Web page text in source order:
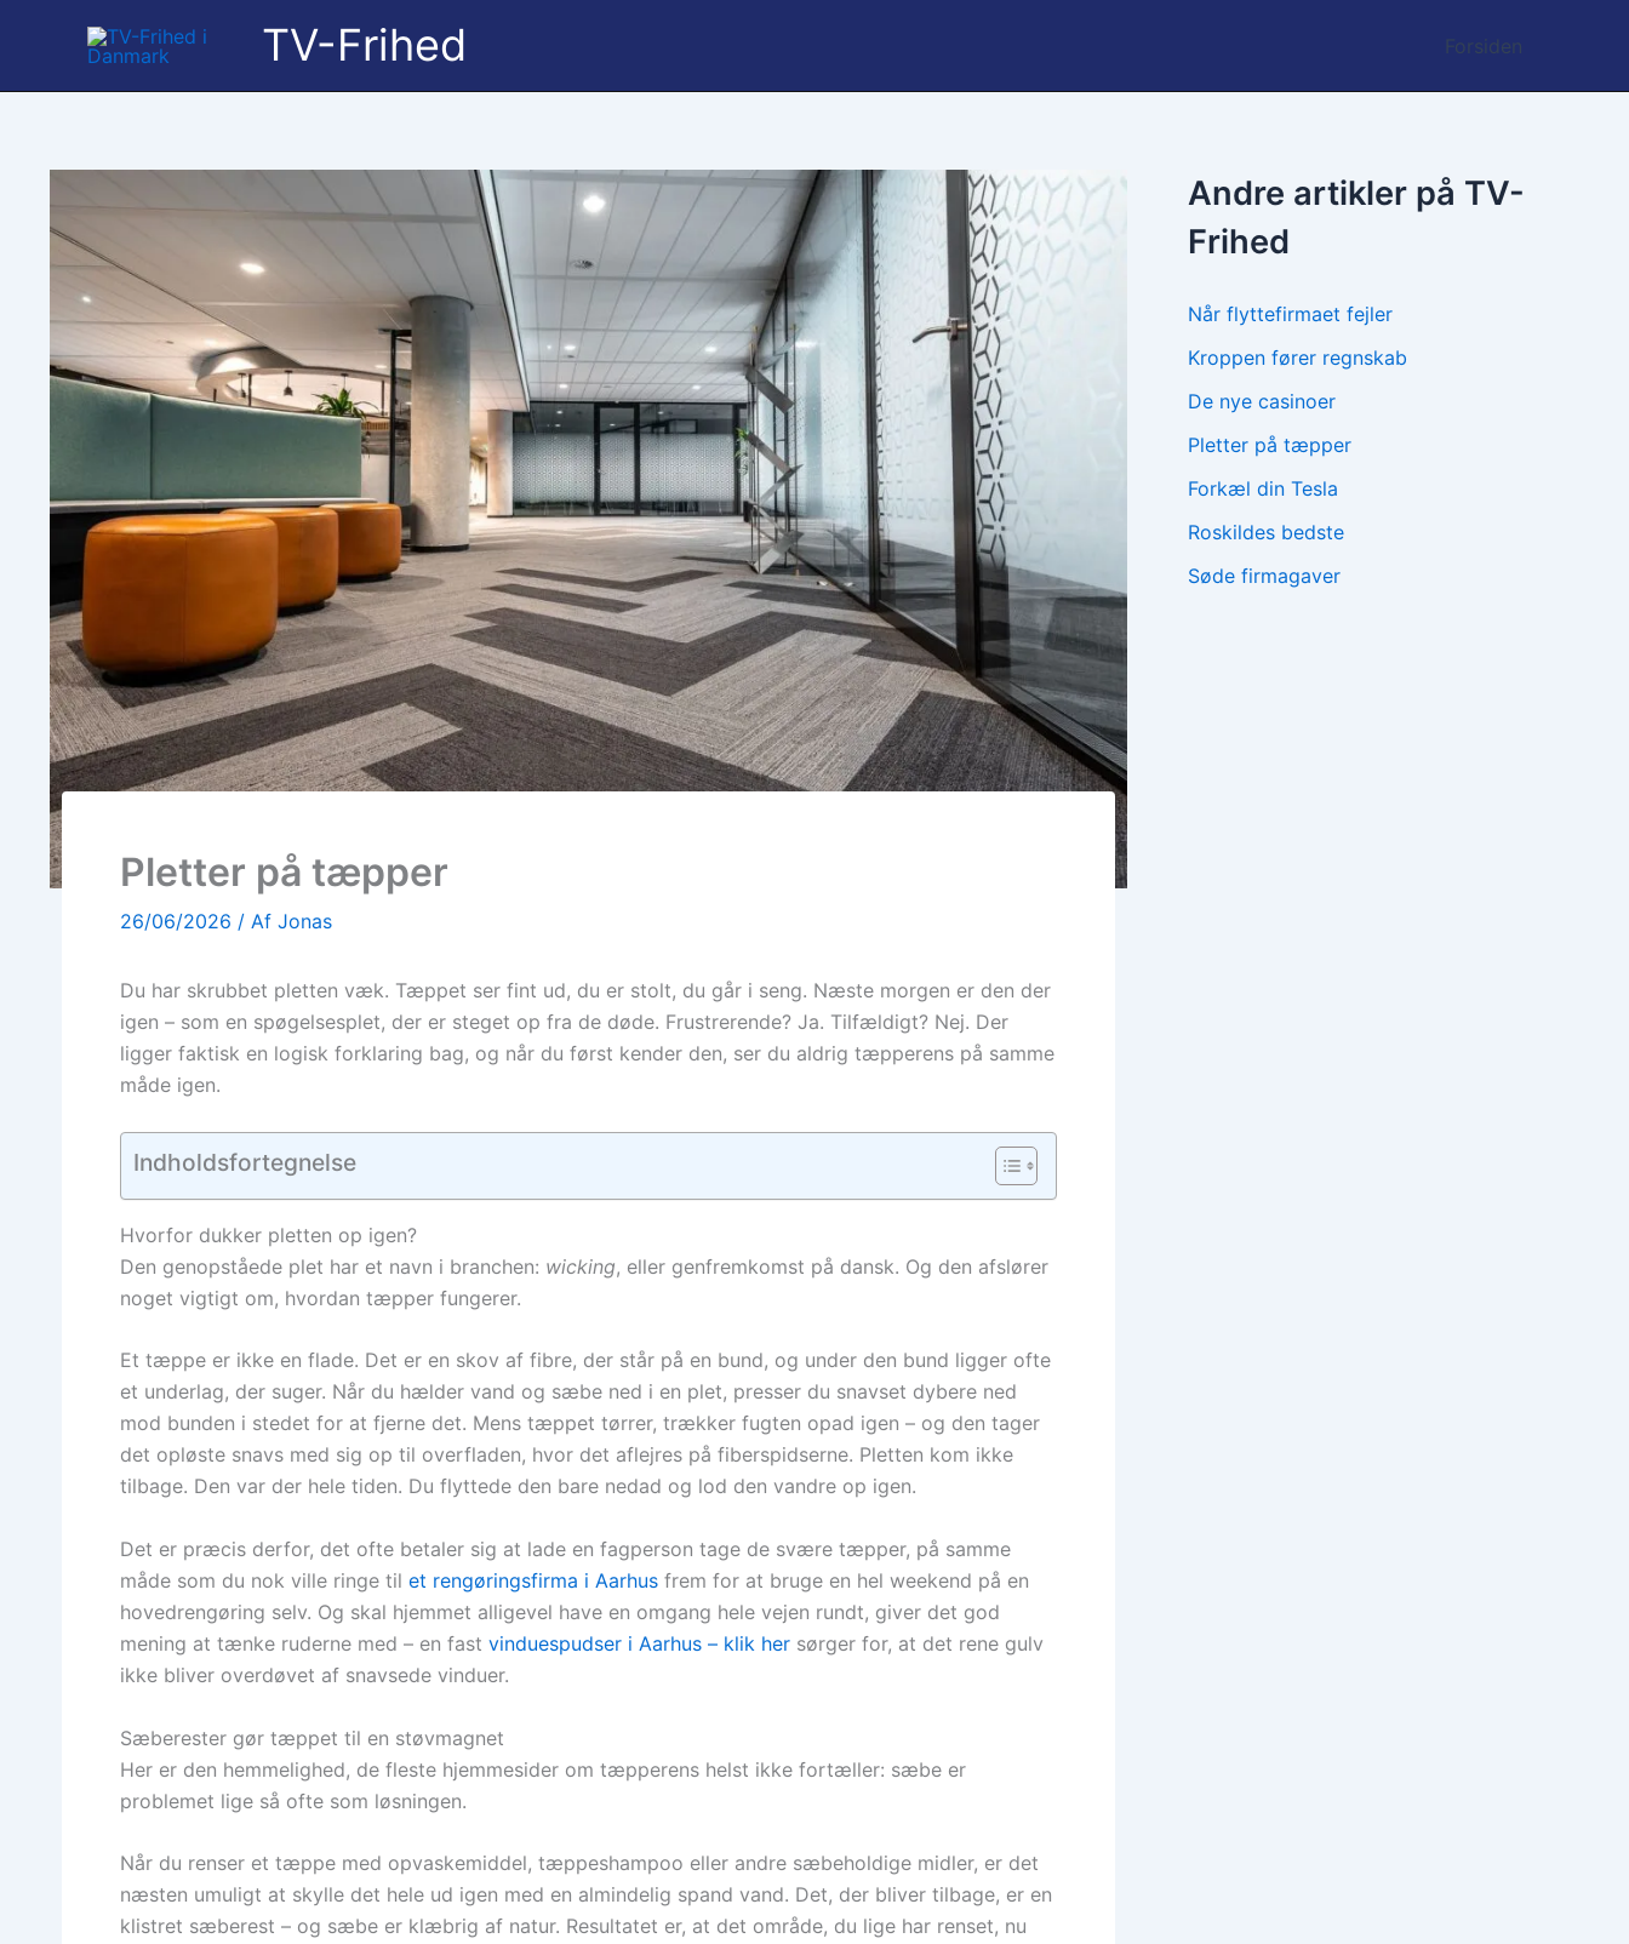
TV-Frihed
Pletter på tæpper
26/06/2026 / Af Jonas
Du har skrubbet pletten væk. Tæppet ser fint ud, du er stolt, du går i seng. Næste morgen er den der
igen – som en spøgelsesplet, der er steget op fra de døde. Frustrerende? Ja. Tilfældigt? Nej. Der
ligger faktisk en logisk forklaring bag, og når du først kender den, ser du aldrig tæpperens på samme
måde igen.
Indholdsfortegnelse
Hvorfor dukker pletten op igen?
Den genopståede plet har et navn i branchen: wicking, eller genfremkomst på dansk. Og den afslører
noget vigtigt om, hvordan tæpper fungerer.
Et tæppe er ikke en flade. Det er en skov af fibre, der står på en bund, og under den bund ligger ofte
et underlag, der suger. Når du hælder vand og sæbe ned i en plet, presser du snavset dybere ned
mod bunden i stedet for at fjerne det. Mens tæppet tørrer, trækker fugten opad igen – og den tager
det opløste snavs med sig op til overfladen, hvor det aflejres på fiberspidserne. Pletten kom ikke
tilbage. Den var der hele tiden. Du flyttede den bare nedad og lod den vandre op igen.
Det er præcis derfor, det ofte betaler sig at lade en fagperson tage de svære tæpper, på samme
måde som du nok ville ringe til et rengøringsfirma i Aarhus frem for at bruge en hel weekend på en
hovedrengøring selv. Og skal hjemmet alligevel have en omgang hele vejen rundt, giver det god
mening at tænke ruderne med – en fast vinduespudser i Aarhus – klik her sørger for, at det rene gulv
ikke bliver overdøvet af snavsede vinduer.
Sæberester gør tæppet til en støvmagnet
Her er den hemmelighed, de fleste hjemmesider om tæpperens helst ikke fortæller: sæbe er
problemet lige så ofte som løsningen.
Når du renser et tæppe med opvaskemiddel, tæppeshampoo eller andre sæbeholdige midler, er det
næsten umuligt at skylle det hele ud igen med en almindelig spand vand. Det, der bliver tilbage, er en
klistret sæberest – og sæbe er klæbrig af natur. Resultatet er, at det område, du lige har renset, nu
Andre artikler på TV-
Frihed
Når flyttefirmaet fejler
Kroppen fører regnskab
De nye casinoer
Pletter på tæpper
Forkæl din Tesla
Roskildes bedste
Søde firmagaver